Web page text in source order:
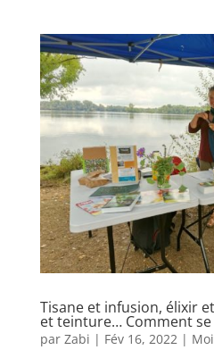
Tisane et infusion, élixir
et teinture… Comment
par Zabi | Fév 16, 2022|